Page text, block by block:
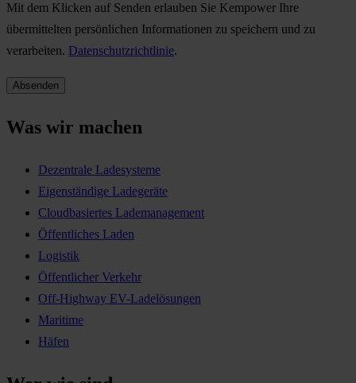
Mit dem Klicken auf Senden erlauben Sie Kempower Ihre
übermittelten persönlichen Informationen zu speichern und zu
verarbeiten. Datenschutzrichtlinie.
Was wir machen
Dezentrale Ladesysteme
Eigenständige Ladegeräte
Cloudbasiertes Lademanagement
Öffentliches Laden
Logistik
Öffentlicher Verkehr
Off-Highway EV-Ladelösungen
Maritime
Häfen